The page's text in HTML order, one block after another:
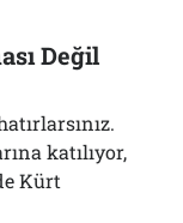
Değil
katılıyor,
Kürt